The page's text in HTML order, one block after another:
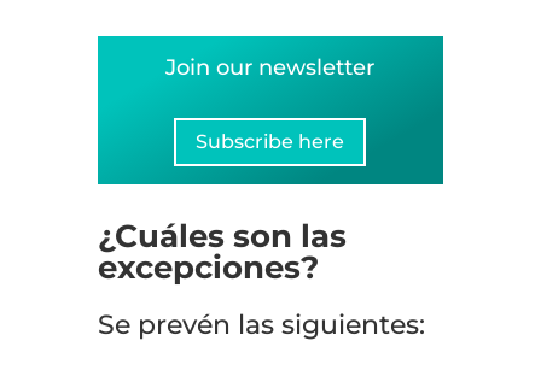
Join our newsletter
Subscribe here
¿Cuáles son las
excepciones?
Se prevén las siguientes: